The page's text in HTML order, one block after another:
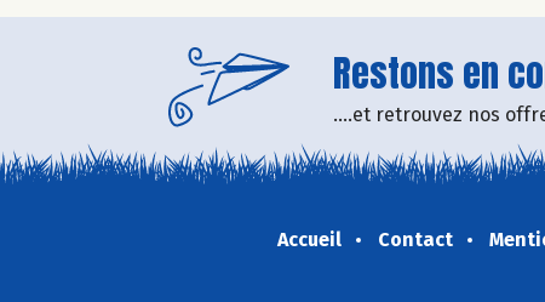
Restons en
....et retrouvez nos
Accueil Contact